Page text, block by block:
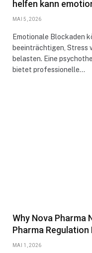
helfen kann
MAI 5, 2026
Emotionale Blockaden
beeinträchtigen, Stress
belasten. Eine
bietet professionelle…
Why Nova Pharma
Pharma Regulation
MAI 1, 2026